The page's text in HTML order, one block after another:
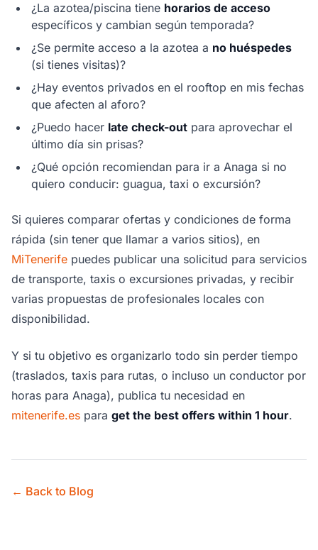
¿La azotea/piscina tiene horarios de acceso
específicos y cambian según temporada?
¿Se permite acceso a la azotea a no huéspedes
(si tienes visitas)?
¿Hay eventos privados en el rooftop en mis fechas
que afecten al aforo?
¿Puedo hacer late check-out para aprovechar el
último día sin prisas?
¿Qué opción recomiendan para ir a Anaga si no
quiero conducir: guagua, taxi o excursión?
Si quieres comparar ofertas y condiciones de forma
rápida (sin tener que llamar a varios sitios), en
MiTenerife puedes publicar una solicitud para servicios
de transporte, taxis o excursiones privadas, y recibir
varias propuestas de profesionales locales con
disponibilidad.
Y si tu objetivo es organizarlo todo sin perder tiempo
(traslados, taxis para rutas, o incluso un conductor por
horas para Anaga), publica tu necesidad en
mitenerife.es para get the best offers within 1 hour.
← Back to Blog